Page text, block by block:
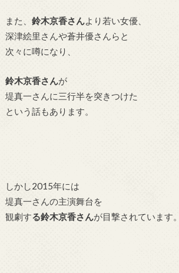
また、 鈴木京香さんより若い女優、
深津絵里さんや蒼井優さんらと
次々に噂になり、
鈴木京香さんが
堤真一さんに三行半を突きつけた
という話もあります。
しかし2015年には
堤真一さんの主演舞台を
観劇する鈴木京香さんが目撃されています。